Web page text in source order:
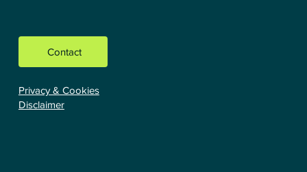
Contact
Privacy & Cookies
Disclaimer